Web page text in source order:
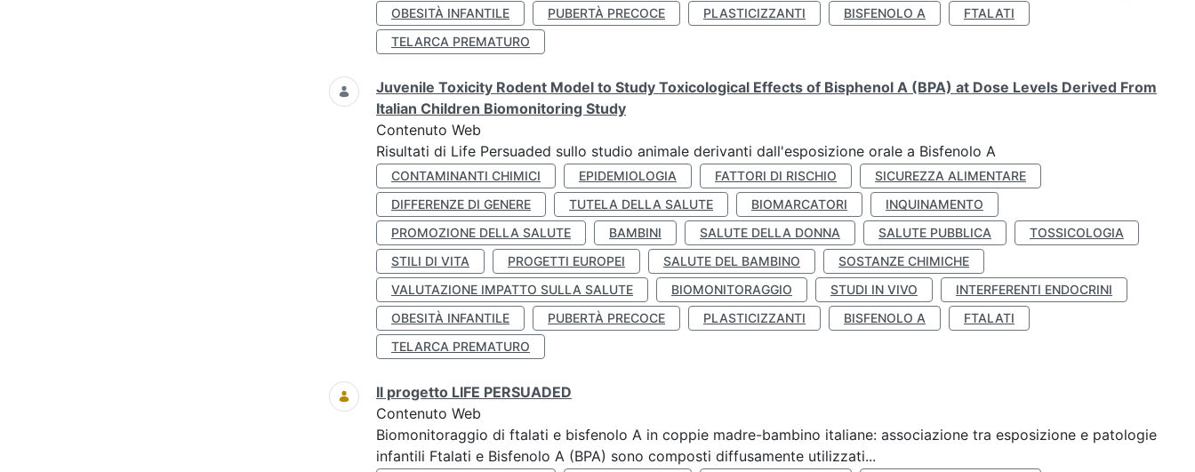
OBESITÀ INFANTILE
PUBERTÀ PRECOCE PLASTICIZZANTI BISFENOLO A
FTALATI
TELARCA PREMATURO
Juvenile Toxicity Rodent Model to Study Toxicological Effects of Bisphenol A (BPA) at Dose Levels Derived From
Italian Children Biomonitoring Study
Contenuto Web
Risultati di Life Persuaded sullo studio animale derivanti dall'esposizione orale a Bisfenolo A
CONTAMINANTI CHIMICI EPIDEMIOLOGIA FATTORI DI RISCHIO
SICUREZZA ALIMENTARE
DIFFERENZE DI GENERE
TUTELA DELLA SALUTE BIOMARCATORI
INQUINAMENTO
PROMOZIONE DELLA SALUTE
BAMBINI SALUTE DELLA DONNA SALUTE PUBBLICA
TOSSICOLOGIA
STILI DI VITA
PROGETTI EUROPEI SALUTE DEL BAMBINO
SOSTANZE CHIMICHE
VALUTAZIONE IMPATTO SULLA SALUTE
BIOMONITORAGGIO STUDI IN VIVO
INTERFERENTI ENDOCRINI
OBESITÀ INFANTILE
PUBERTÀ PRECOCE PLASTICIZZANTI BISFENOLO A
FTALATI
TELARCA PREMATURO
Il progetto LIFE PERSUADED
Contenuto Web
Biomonitoraggio di ftalati e bisfenolo A in coppie madre-bambino italiane: associazione tra esposizione e patologie
infantili Ftalati e Bisfenolo A (BPA) sono composti diffusamente utilizzati...